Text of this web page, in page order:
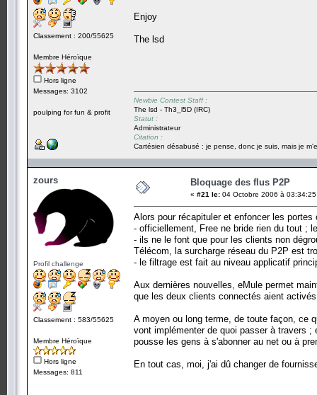
Classement : 200/55625
Membre Héroïque
Hors ligne
Messages: 3102
poulping for fun & profit
Enjoy
The lsd
Newbie Contest Staff :
The lsd - Th3_l5D (IRC)
Statut :
Administrateur
Citation :
Cartésien désabusé : je pense, donc je suis, mais je
zours
Profil challenge
Classement : 583/55625
Membre Héroïque
Hors ligne
Messages: 811
Bloquage des flus P2P
« #21 le: 04 Octobre 2006 à
Alors pour récapituler et enfoncer les portes
- officiellement, Free ne bride rien du tout ;
- ils ne le font que pour les clients non
Télécom, la surcharge réseau du P2P est
- le filtrage est fait au niveau applicatif
Aux dernières nouvelles, eMule permet
que les deux clients connectés aient
A moyen ou long terme, de toute façon, ce
vont implémenter de quoi passer à travers
pousse les gens à s'abonner au net ou à
En tout cas, moi, j'ai dû changer de